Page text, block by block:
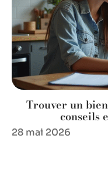
Trouver un
conseils
28 mai 2026